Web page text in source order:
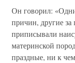
Он говорил:
причин, другие за
приписывали
материнской
праздные, ни к